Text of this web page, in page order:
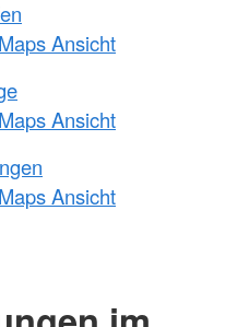
Ansicht
Ansicht
Ansicht